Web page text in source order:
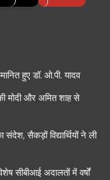
हुए डॉ. ओ.पी. यादव
मोदी और अमित शाह से
सैकड़ों विद्यार्थियों ने ली
सीबीआई अदालतों में वर्षों